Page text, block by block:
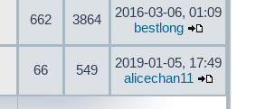
662 3864
2016-03-06, 01:09
bestlong
66 549
2019-01-05, 17:49
alicechan11